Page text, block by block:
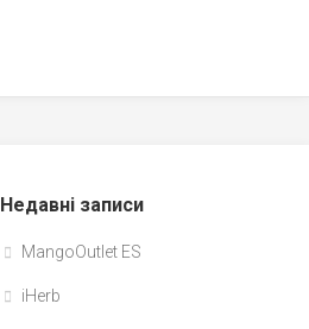
Недавні записи
MangoOutlet ES
iHerb